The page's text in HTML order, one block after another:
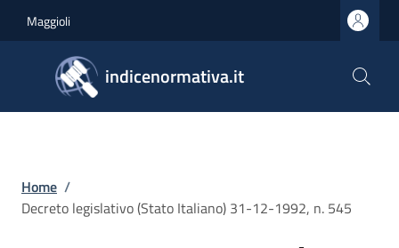
Maggioli
indicenormativa.it
Briciole di pane
Home /
Decreto legislativo (Stato Italiano) 31-12-1992, n. 545